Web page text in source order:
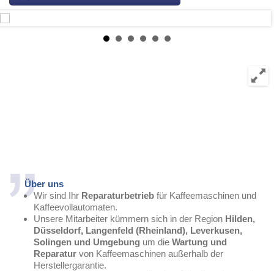
Über uns
Wir sind Ihr Reparaturbetrieb für Kaffeemaschinen und
Kaffeevollautomaten.
Unsere Mitarbeiter kümmern sich in der Region Hilden,
Düsseldorf, Langenfeld (Rheinland), Leverkusen,
Solingen und Umgebung um die Wartung und
Reparatur von Kaffeemaschinen außerhalb der
Herstellergarantie.